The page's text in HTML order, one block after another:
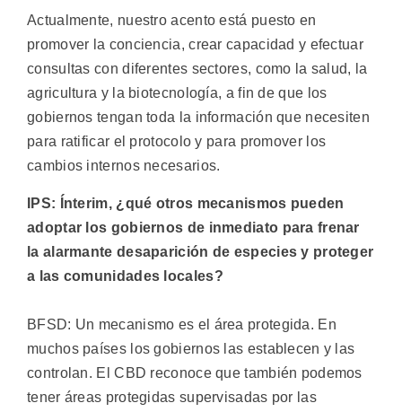
Actualmente, nuestro acento está puesto en
promover la conciencia, crear capacidad y efectuar
consultas con diferentes sectores, como la salud, la
agricultura y la biotecnología, a fin de que los
gobiernos tengan toda la información que necesiten
para ratificar el protocolo y para promover los
cambios internos necesarios.
IPS: Ínterim, ¿qué otros mecanismos pueden
adoptar los gobiernos de inmediato para frenar
la alarmante desaparición de especies y proteger
a las comunidades locales?
BFSD: Un mecanismo es el área protegida. En
muchos países los gobiernos las establecen y las
controlan. El CBD reconoce que también podemos
tener áreas protegidas supervisadas por las